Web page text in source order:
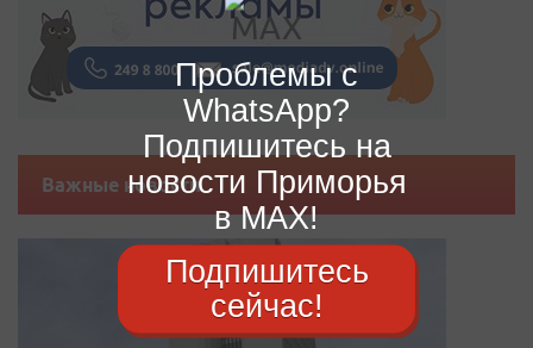
Важные новости
Проблемы с
WhatsApp?
Подпишитесь на
новости Приморья
в MAX!
Подпишитесь
сейчас!